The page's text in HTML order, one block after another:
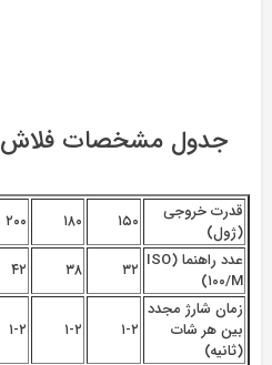
جدول مشخصات فلاش Confidence
قدرت خروجی
(ژول)
۱۵۰ ۱۸۰ ۲۰۰
عدد راهنما (ISO
۱۰۰/M)
۳۲ ۳۸ ۴۲
زمان شارژ مجدد
بین هر شات
(ثانیه)
۱-۲ ۱-۲ ۱-۲